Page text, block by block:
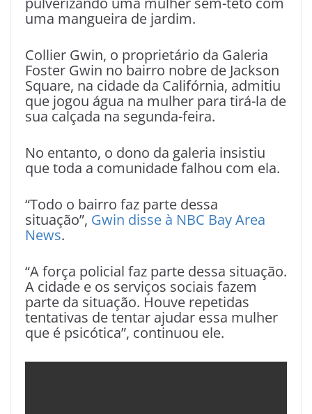
uma mangueira de jardim.
Collier Gwin, o proprietário da Galeria
Foster Gwin no bairro nobre de Jackson
Square, na cidade da Califórnia, admitiu
que jogou água na mulher para tirá-la de
sua calçada na segunda-feira.
No entanto, o dono da galeria insistiu
que toda a comunidade falhou com ela.
“Todo o bairro faz parte dessa
situação”, Gwin disse à NBC Bay Area
News.
“A força policial faz parte dessa situação.
A cidade e os serviços sociais fazem
parte da situação. Houve repetidas
tentativas de tentar ajudar essa mulher
que é psicótica”, continuou ele.